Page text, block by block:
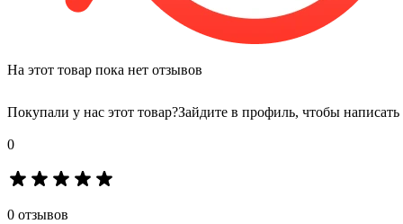
На этот товар пока нет отзывов
Покупали у нас этот товар?Зайдите в профиль, чтобы написать
0
0 отзывов